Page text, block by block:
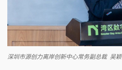
深圳市源创力离岸创新中心常务副总裁 吴颖